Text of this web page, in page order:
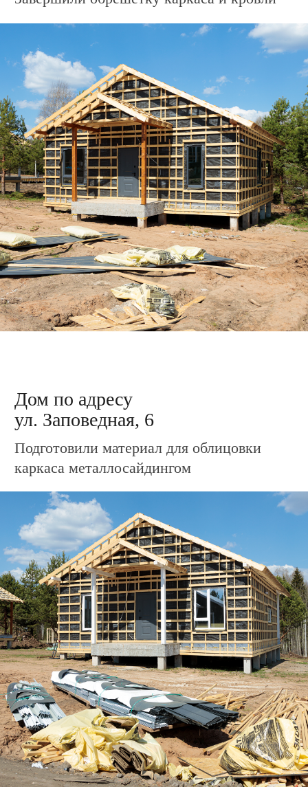
Подготовили материал для облицовки
каркаса металлосайдингом
Дом по адресу
ул. Заповедная, 16
Подготовили материал для облицовки
каркаса металлосайдингом
Дом по адресу
ул. Заповедная, 18